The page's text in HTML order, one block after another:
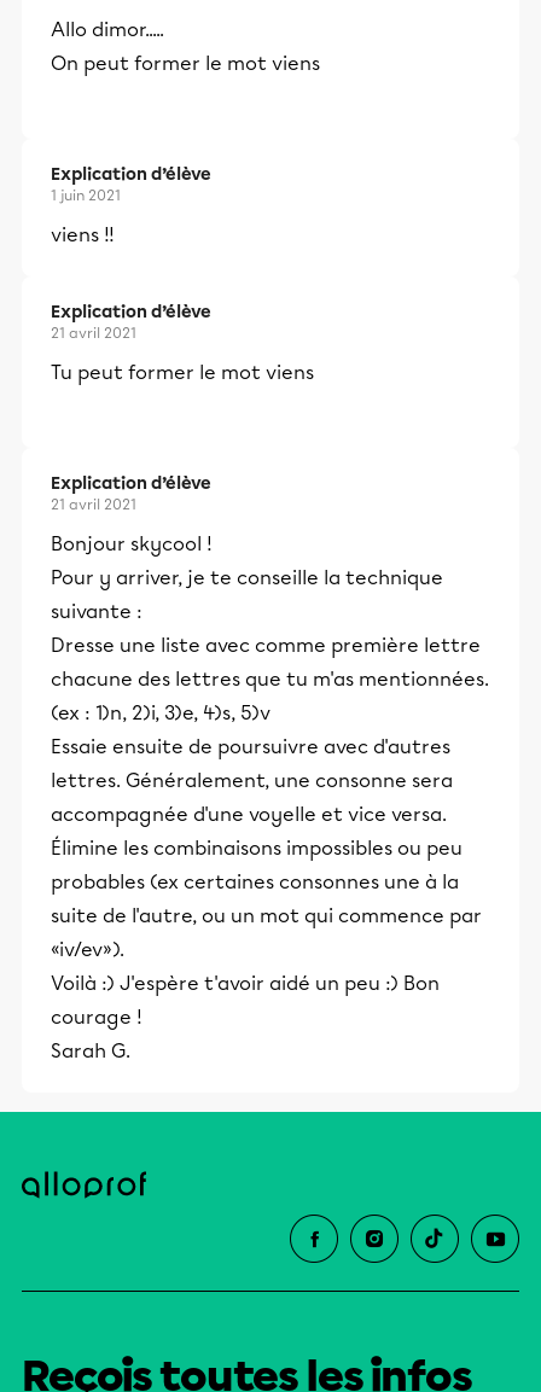
Allo dimor.....
On peut former le mot viens
Explication d’élève
1 juin 2021
viens !!
Explication d’élève
21 avril 2021
Tu peut former le mot viens
Explication d’élève
21 avril 2021
Bonjour skycool !
Pour y arriver, je te conseille la technique
suivante :
Dresse une liste avec comme première lettre
chacune des lettres que tu m'as mentionnées.
(ex : 1)n, 2)i, 3)e, 4)s, 5)v
Essaie ensuite de poursuivre avec d'autres
lettres. Généralement, une consonne sera
accompagnée d'une voyelle et vice versa.
Élimine les combinaisons impossibles ou peu
probables (ex certaines consonnes une à la
suite de l'autre, ou un mot qui commence par
«iv/ev»).
Voilà :) J'espère t'avoir aidé un peu :) Bon
courage !
Sarah G.
Reçois toutes les infos